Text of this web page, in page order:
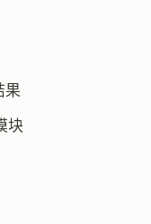
果
块